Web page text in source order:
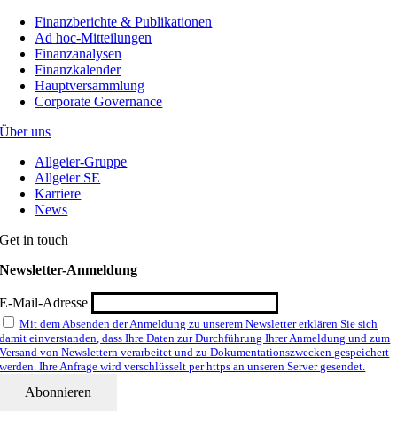
Finanzberichte & Publikationen
Ad hoc-Mitteilungen
Finanzanalysen
Finanzkalender
Hauptversammlung
Corporate Governance
Über uns
Allgeier-Gruppe
Allgeier SE
Karriere
News
Get in touch
Newsletter-Anmeldung
E-Mail-Adresse
Mit dem Absenden der Anmeldung zu unserem Newsletter erklären Sie sich
damit einverstanden, dass Ihre Daten zur Durchführung Ihrer Anmeldung und zum
Versand von Newslettern verarbeitet und zu Dokumentationszwecken gespeichert
werden. Ihre Anfrage wird verschlüsselt per https an unseren Server gesendet.